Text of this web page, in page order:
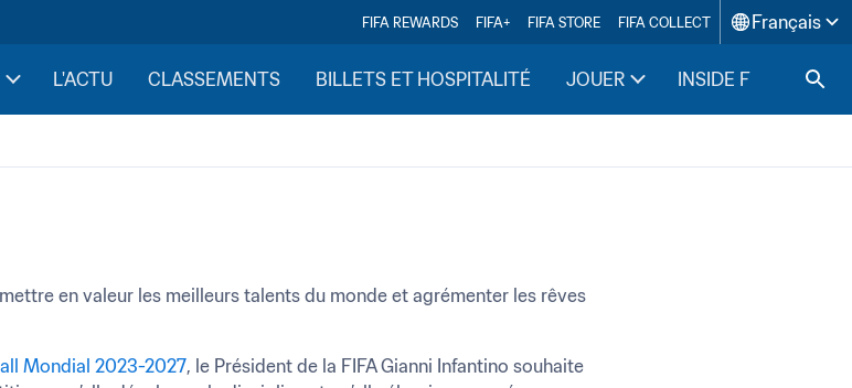
FIFA REWARDS FIFA+ FIFA STORE FIFA COLLECT Français
L'ACTU CLASSEMENTS BILLETS ET HOSPITALITÉ JOUER INSIDE FIFA
en valeur les meilleurs talents du monde et agrémenter les rêves
Mondial 2023-2027, le Président de la FIFA Gianni Infantino souhaite